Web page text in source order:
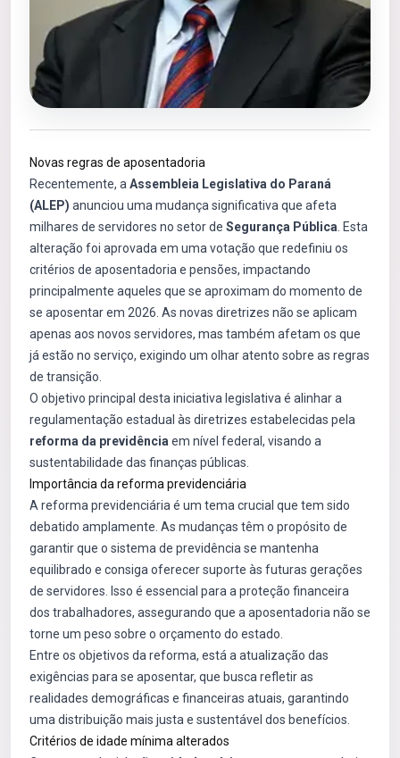
Novas regras de aposentadoria
Recentemente, a Assembleia Legislativa do Paraná
(ALEP) anunciou uma mudança significativa que afeta
milhares de servidores no setor de Segurança Pública . Esta
alteração foi aprovada em uma votação que redefiniu os
critérios de aposentadoria e pensões, impactando
principalmente aqueles que se aproximam do momento de
se aposentar em 2026. As novas diretrizes não se aplicam
apenas aos novos servidores, mas também afetam os que
já estão no serviço, exigindo um olhar atento sobre as regras
de transição.
O objetivo principal desta iniciativa legislativa é alinhar a
regulamentação estadual às diretrizes estabelecidas pela
reforma da previdência em nível federal, visando a
sustentabilidade das finanças públicas.
Importância da reforma previdenciária
A reforma previdenciária é um tema crucial que tem sido
debatido amplamente. As mudanças têm o propósito de
garantir que o sistema de previdência se mantenha
equilibrado e consiga oferecer suporte às futuras gerações
de servidores. Isso é essencial para a proteção financeira
dos trabalhadores, assegurando que a aposentadoria não se
torne um peso sobre o orçamento do estado.
Entre os objetivos da reforma, está a atualização das
exigências para se aposentar, que busca refletir as
realidades demográficas e financeiras atuais, garantindo
uma distribuição mais justa e sustentável dos benefícios.
Critérios de idade mínima alterados